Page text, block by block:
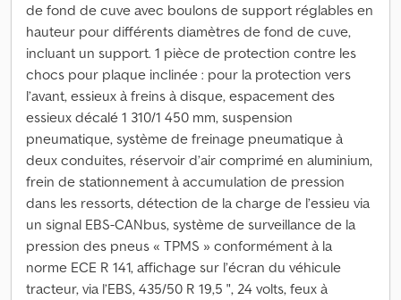
de fond de cuve avec boulons de support réglables en
hauteur pour différents diamètres de fond de cuve,
incluant un support. 1 pièce de protection contre les
chocs pour plaque inclinée : pour la protection vers
l’avant, essieux à freins à disque, espacement des
essieux décalé 1 310/1 450 mm, suspension
pneumatique, système de freinage pneumatique à
deux conduites, réservoir d’air comprimé en aluminium,
frein de stationnement à accumulation de pression
dans les ressorts, détection de la charge de l’essieu via
un signal EBS-CANbus, système de surveillance de la
pression des pneus « TPMS » conformément à la
norme ECE R 141, affichage sur l’écran du véhicule
tracteur, via l’EBS, 435/50 R 19,5 ", 24 volts, feux à